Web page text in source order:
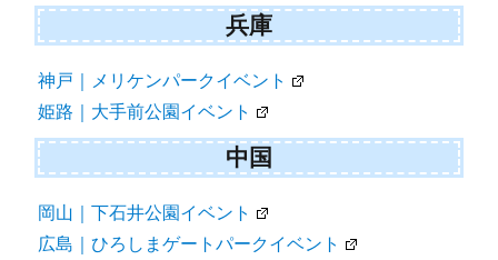
兵庫
神戸｜メリケンパークイベント
姫路｜大手前公園イベント
中国
岡山｜下石井公園イベント
広島｜ひろしまゲートパークイベント